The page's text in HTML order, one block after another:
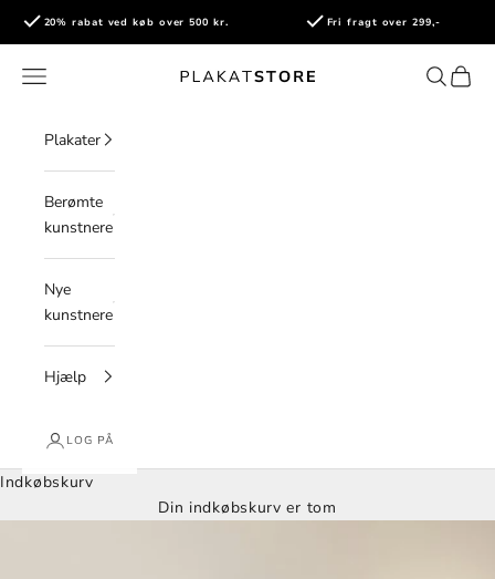
Spring til indhold
20% rabat ved køb over 500 kr. Fri fragt over 299,-
PlakatStore
Åbn navigationsmenu ÅbnÅbn
Plakater
Berømte
kunstnere
Nye
kunstnere
Hjælp
LOG PÅ
Indkøbskurv
Din indkøbskurv er tom